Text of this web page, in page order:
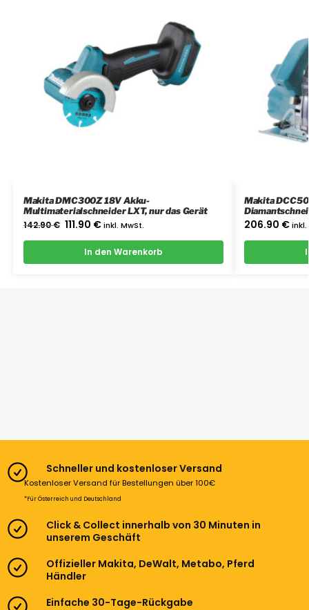
Makita DMC300Z 18V Akku-
Multimaterialschneider LXT, nur das Gerät
142.90€ 111.90 € inkl. MwSt.
In den Warenkorb
Makita
206.90 € inkl.
Schneller und kostenloser Versand
Kostenloser Versand für Bestellungen über 100€
*Für Österreich und Deutschland
Click & Collect innerhalb von 30 Minuten in
unserem Geschäft
Offizieller Makita, DeWalt, Metabo, Pferd
Händler
Einfache 30-Tage-Rückgabe